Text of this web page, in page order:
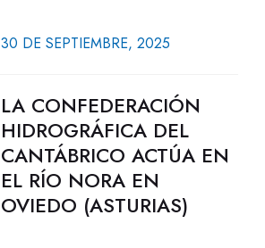
30 DE SEPTIEMBRE, 2025
LA CONFEDERACIÓN
HIDROGRÁFICA DEL
CANTÁBRICO ACTÚA EN
EL RÍO NORA EN
OVIEDO (ASTURIAS)